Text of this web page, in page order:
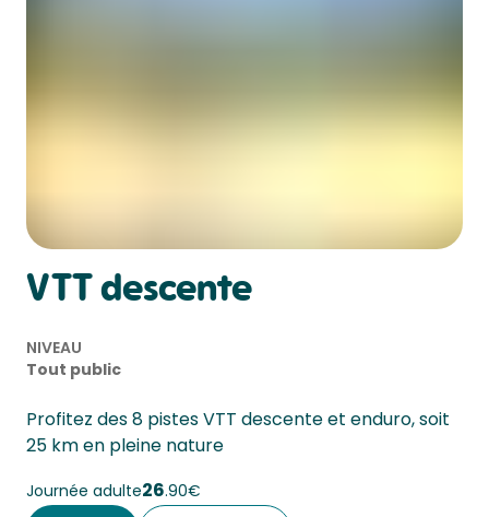
VTT descente
NIVEAU
Tout public
Profitez des 8 pistes VTT descente et enduro, soit
25 km en pleine nature
Journée adulte26 90€